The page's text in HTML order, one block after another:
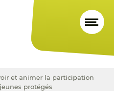
et animer la participation
protégés